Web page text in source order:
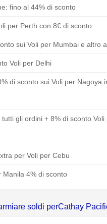
fino al 44% di sconto
per Perth con 8€ di sconto
sui Voli per Mumbai e altro
Voli per Delhi
di sconto sui Voli per Nagoya
gli ordini + 8% di sconto Voli
per Voli per Cebu
Manila 4% di sconto
soldi perCathay